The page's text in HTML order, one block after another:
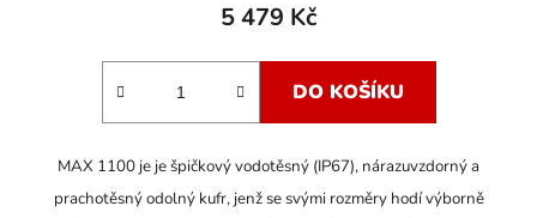
5 479 Kč
DO KOŠÍKU
MAX 1100 je je špičkový vodotěsný (IP67), nárazuvzdorný a
prachotěsný odolný kufr, jenž se svými rozměry hodí výborně